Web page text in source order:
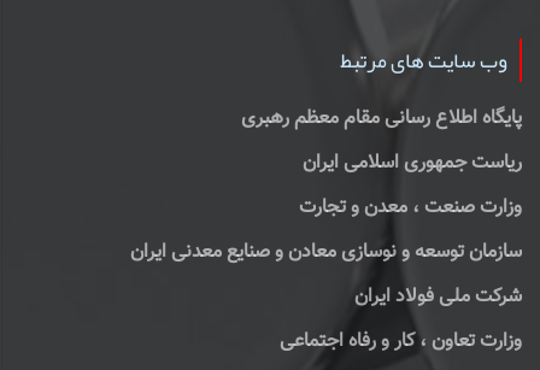
وب سایت های مرتبط
پایگاه اطلاع رسانی مقام معظم رهبری
ریاست جمهوری اسلامی ایران
وزارت صنعت ، معدن و تجارت
سازمان توسعه و نوسازی معادن و صنایع معدنی ایران
شرکت ملی فولاد ایران
وزارت تعاون ، کار و رفاه اجتماعی